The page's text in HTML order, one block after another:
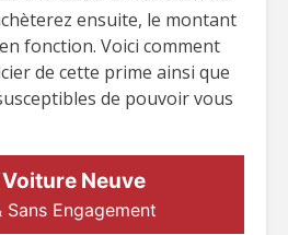
ensuite, le montant
fonction. Voici comment
de cette prime ainsi que
de pouvoir vous